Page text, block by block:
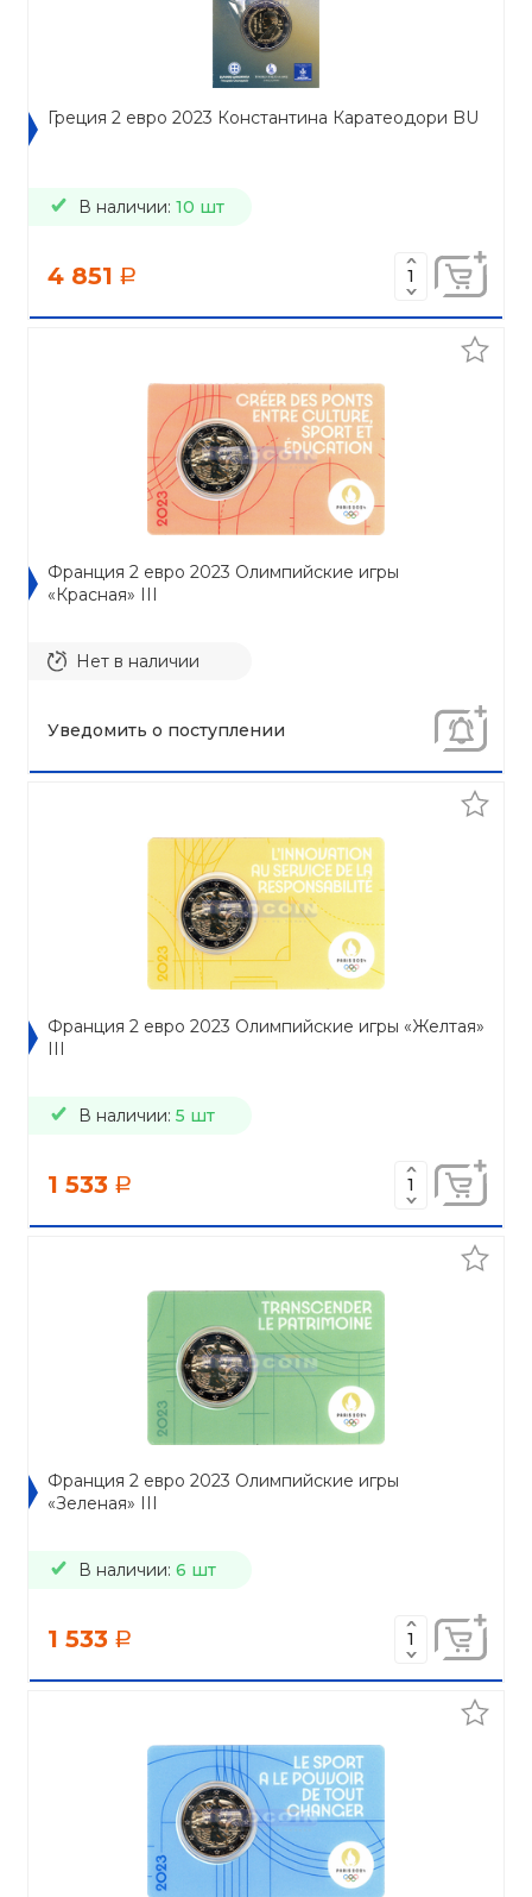
Греция 2 евро 2023 Константина Каратеодори BU
В наличии: 10 шт
4 851 a
Франция 2 евро 2023 Олимпийские игры
«Красная» III
Нет в наличии
Уведомить о поступлении
Франция 2 евро 2023 Олимпийские игры «Желтая»
III
В наличии: 5 шт
1 533 a
Франция 2 евро 2023 Олимпийские игры
«Зеленая» III
В наличии: 6 шт
1 533 a